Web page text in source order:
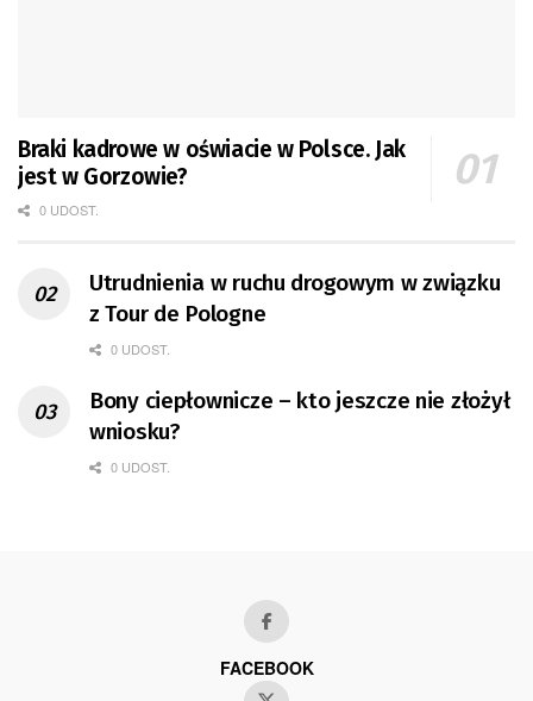
Braki kadrowe w oświacie w Polsce. Jak
jest w Gorzowie?
0 UDOST.
Utrudnienia w ruchu drogowym w związku
z Tour de Pologne
0 UDOST.
Bony ciepłownicze – kto jeszcze nie złożył
wniosku?
0 UDOST.
FACEBOOK